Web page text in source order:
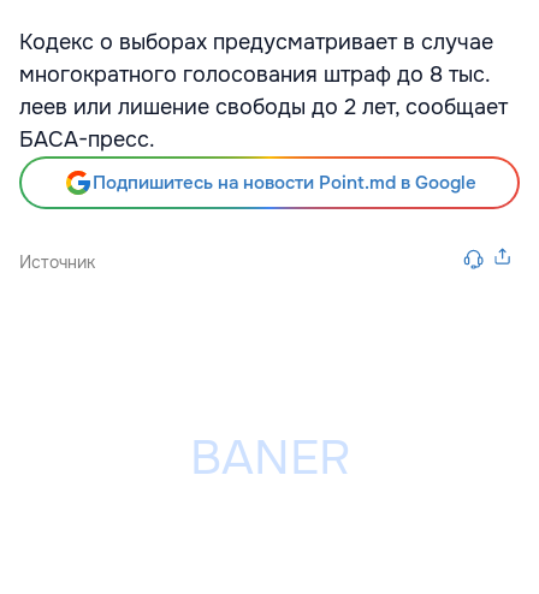
Кодекс о выборах предусматривает в случае
многократного голосования штраф до 8 тыс.
леев или лишение свободы до 2 лет, сообщает
БАСА-пресс.
Подпишитесь на новости Point.md в Google
Источник